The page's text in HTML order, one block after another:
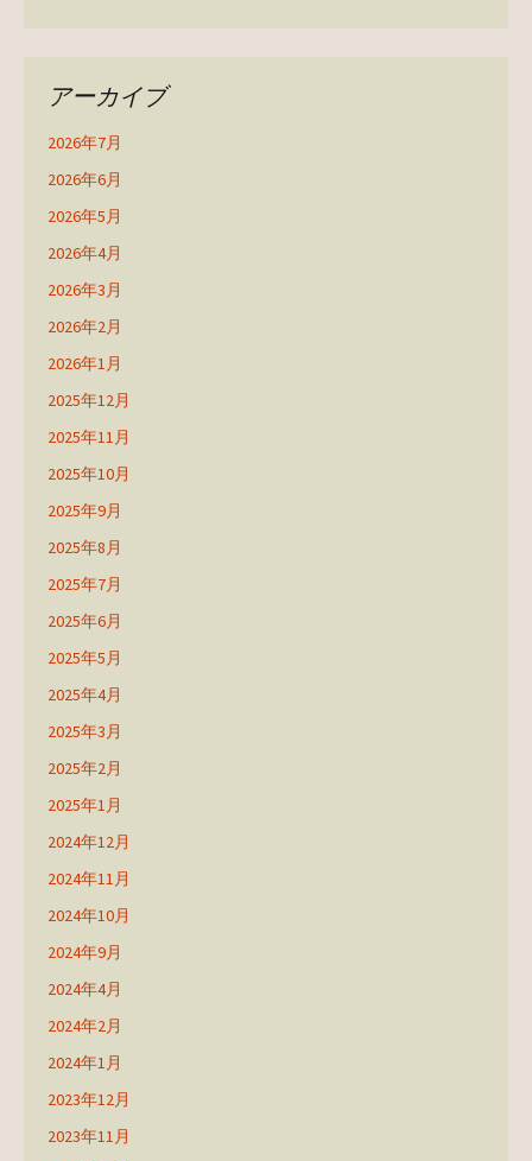
アーカイブ
2026年7月
2026年6月
2026年5月
2026年4月
2026年3月
2026年2月
2026年1月
2025年12月
2025年11月
2025年10月
2025年9月
2025年8月
2025年7月
2025年6月
2025年5月
2025年4月
2025年3月
2025年2月
2025年1月
2024年12月
2024年11月
2024年10月
2024年9月
2024年4月
2024年2月
2024年1月
2023年12月
2023年11月